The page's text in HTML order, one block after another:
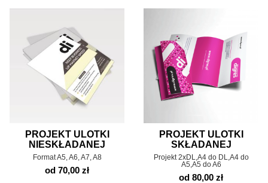
PROJEKT ULOTKI
NIESKŁADANEJ
Format A5, A6, A7, A8
od 70,00 zł
PROJEKT ULOTKI
SKŁADANEJ
Projekt 2xDL,A4 do DL,A4 do
A5,A5 do A6
od 80,00 zł